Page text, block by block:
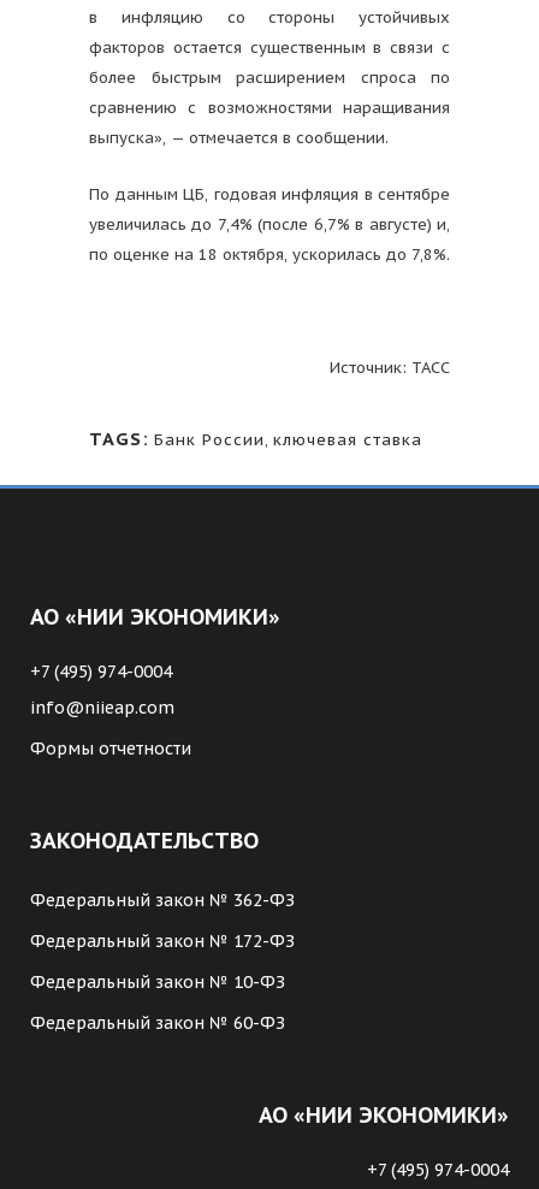
в инфляцию со стороны устойчивых
факторов остается существенным в связи с
более быстрым расширением спроса по
сравнению с возможностями наращивания
выпуска», — отмечается в сообщении.
По данным ЦБ, годовая инфляция в сентябре
увеличилась до 7,4% (после 6,7% в августе) и,
по оценке на 18 октября, ускорилась до 7,8%.
Источник: ТАСС
TAGS: Банк России, ключевая ставка
АО «НИИ ЭКОНОМИКИ»
+7 (495) 974-0004
info@niieap.com
Формы отчетности
ЗАКОНОДАТЕЛЬСТВО
Федеральный закон № 362-ФЗ
Федеральный закон № 172-ФЗ
Федеральный закон № 10-ФЗ
Федеральный закон № 60-ФЗ
АО «НИИ ЭКОНОМИКИ»
+7 (495) 974-0004